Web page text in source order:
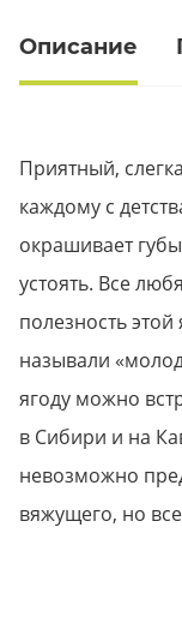
Описание
Приятный,
каждому с
окрашивает
устоять. Все
полезность
называли
ягоду можно
в Сибири и на
невозможно
вяжущего, но